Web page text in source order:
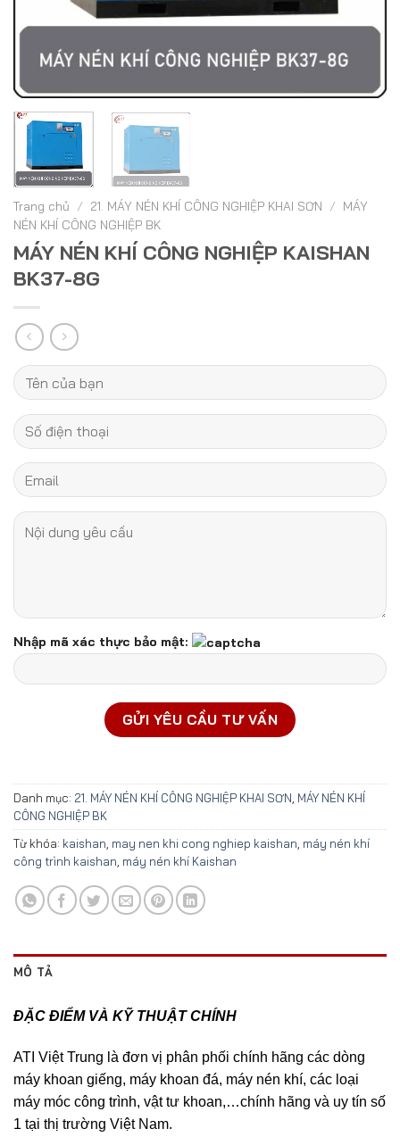
Trang chủ / 21. MÁY NÉN KHÍ CÔNG NGHIỆP KHAI SƠN / MÁY
NÉN KHÍ CÔNG NGHIỆP BK
MÁY NÉN KHÍ CÔNG NGHIỆP KAISHAN
BK37-8G
Nhập mã xác thực bảo mật:
Danh mục: 21. MÁY NÉN KHÍ CÔNG NGHIỆP KHAI SƠN MÁY NÉN KHÍ
CÔNG NGHIỆP BK
Từ khóa: kaishan may nen khi cong nghiep kaishan máy nén khí
công trình kaishan máy nén khí Kaishan
MÔ TẢ
ĐẶC ĐIỂM VÀ KỸ THUẬT CHÍNH
ATI Việt Trung là đơn vị phân phối chính hãng các dòng
máy khoan giếng, máy khoan đá, máy nén khí, các loại
máy móc công trình, vật tư khoan,…chính hãng và uy tín số
1 tại thị trường Việt Nam.